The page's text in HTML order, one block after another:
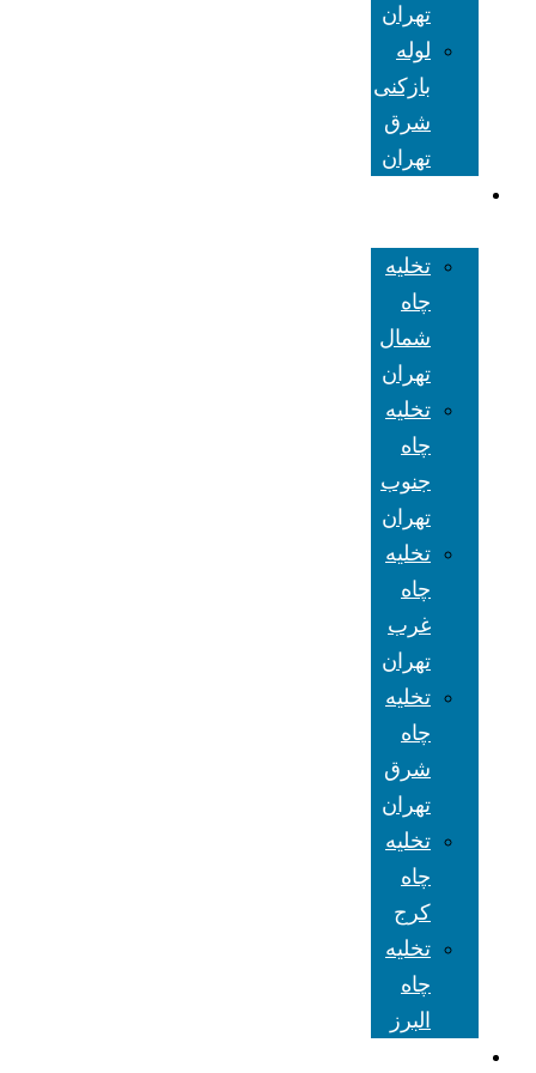
تهران
لوله
بازکنی
شرق
تهران
تخلیه
چاه
شمال
تهران
تخلیه
چاه
جنوب
تهران
تخلیه
چاه
غرب
تهران
تخلیه
چاه
شرق
تهران
تخلیه
چاه
کرج
تخلیه
چاه
البرز